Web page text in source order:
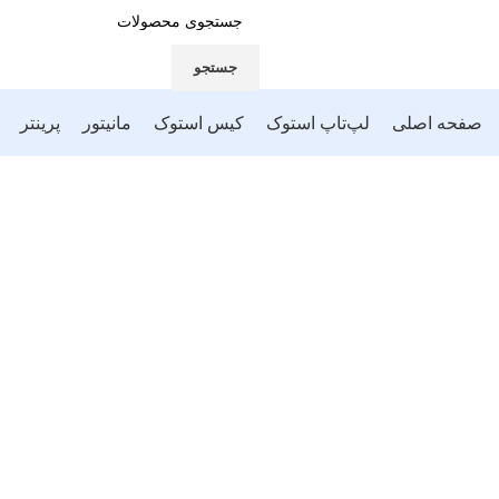
جستجو
صفحه اصلی لپ‌تاپ استوک کیس استوک مانیتور پرینتر